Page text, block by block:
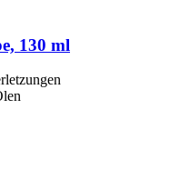
130 ml